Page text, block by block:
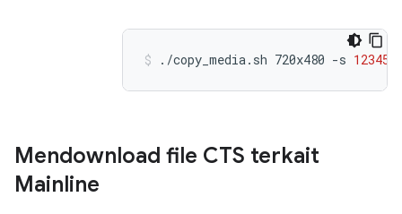
./copy_media.sh 720x480 -s
Mendownload file CTS terkait
Mainline